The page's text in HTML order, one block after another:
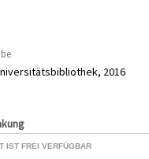
2016
IST FREI VERFÜGBAR